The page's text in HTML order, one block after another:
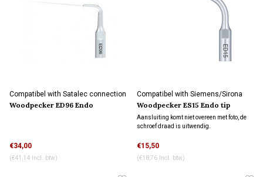
Compatibel with Satalec connection
Woodpecker ED96 Endo
€34,00
(€41,14 Incl. btw)
Compatibel with Siemens/Sirona
connection
Woodpecker ES15 Endo tip
waterkoeling
Aansluiting komt niet overeen met foto, de
schroef draad is uitwendig.
€15,50
(€18,76 Incl. btw)